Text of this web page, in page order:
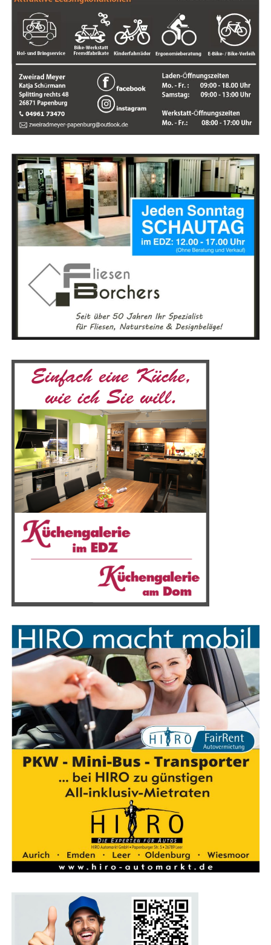
sowie zur
Ver­ant­wort­lich­keit der Täter
Anzeige